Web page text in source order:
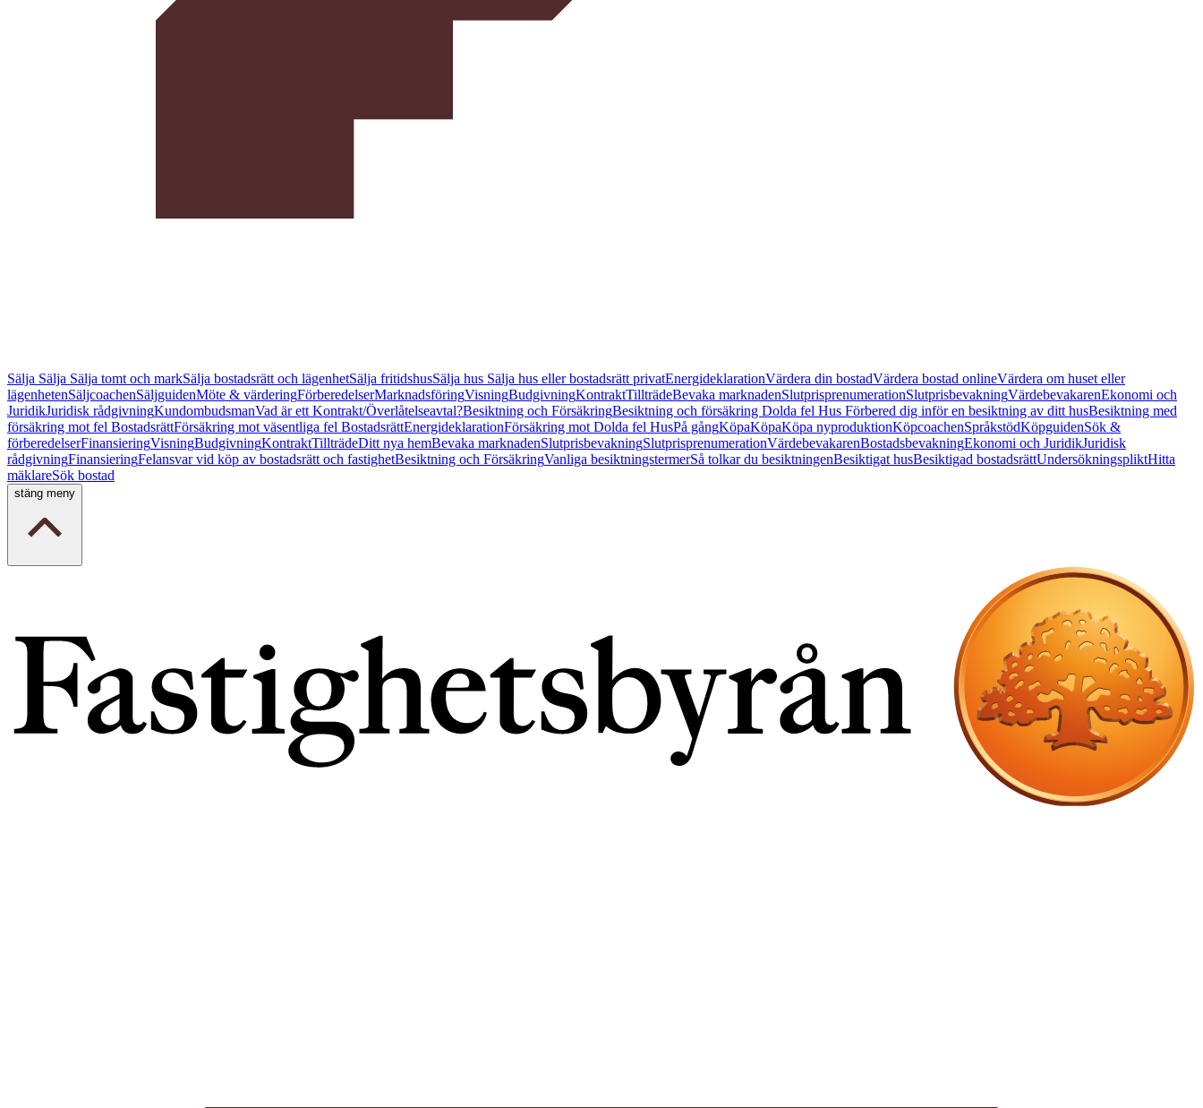
Sälja Sälja Sälja tomt och markSälja bostadsrätt och lägenhetSälja fritidshusSälja hus Sälja hus eller bostadsrätt privatEnergideklarationVärdera din bostadVärdera bostad onlineVärdera om huset eller
lägenhetenSäljcoachenSäljguidenMöte & värderingFörberedelserMarknadsföringVisningBudgivningKontraktTillträdeBevaka marknadenSlutprisprenumerationSlutprisbevakningVärdebevakarenEkonomi och
JuridikJuridisk rådgivningKundombudsmanVad är ett Kontrakt/Överlåtelseavtal?Besiktning och FörsäkringBesiktning och försäkring Dolda fel Hus Förbered dig inför en besiktning av ditt husBesiktning med
försäkring mot fel BostadsrättFörsäkring mot väsentliga fel BostadsrättEnergideklarationFörsäkring mot Dolda fel HusPå gångKöpaKöpaKöpa nyproduktionKöpcoachenSpråkstödKöpguidenSök &
förberedelserFinansieringVisningBudgivningKontraktTillträdeDitt nya hemBevaka marknadenSlutprisbevakningSlutprisprenumerationVärdebevakarenBostadsbevakningEkonomi och JuridikJuridisk
rådgivningFinansieringFelansvar vid köp av bostadsrätt och fastighetBesiktning och FörsäkringVanliga besiktningstermerSå tolkar du besiktningenBesiktigat husBesiktigad bostadsrättUndersökningspliktHitta
mäklareSök bostad
stäng meny